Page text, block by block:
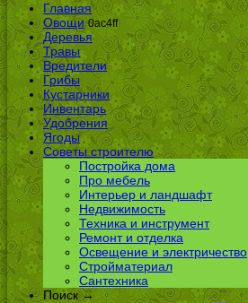
Главная
Овощи 0ac4ff
Деревья
Травы
Вредители
Грибы
Кустарники
Инвентарь
Удобрения
Ягоды
Советы строителю
Постройка дома
Про мебель
Интерьер и ландшафт
Недвижимость
Техника и инструмент
Ремонт и отделка
Освещение и электричество
Стройматериал
Сантехника
Поиск →